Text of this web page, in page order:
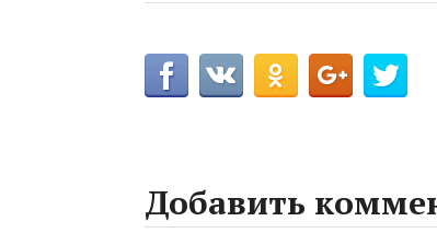
Добавить